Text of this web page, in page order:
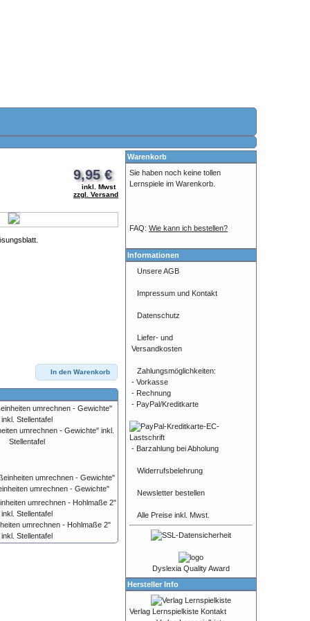
9,95 €
inkl. Mwst
zzgl. Versand
In den Warenkorb
umrechnen - Gewichte" inkl.
Stellentafel
umrechnen - Gewichte"
umrechnen - Hohlmaße 2"
inkl. Stellentafel
Warenkorb
Sie haben noch keine tollen
Lernspiele im Warenkorb.
FAQ: Wie kann ich bestellen?
Informationen
Unsere AGB
Impressum und Kontakt
Datenschutz
Liefer- und
Versandkosten
Zahlungsmöglichkeiten:
- Vorkasse
- Rechnung
- PayPal/Kreditkarte
- Barzahlung bei Abholung
Widerrufsbelehrung
Newsletter bestellen
Alle Preise inkl. Mwst.
Dyslexia Quality Award
Hersteller Info
Verlag Lernspielkiste Kontakt